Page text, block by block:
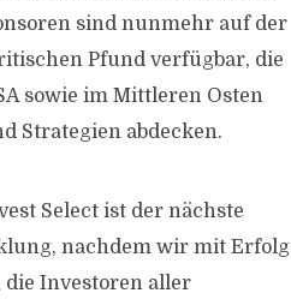
sind nunmehr auf der
Pfund verfügbar, die
sowie im Mittleren Osten
Strategien abdecken.
Select ist der nächste
nachdem wir mit Erfolg
die Investoren aller